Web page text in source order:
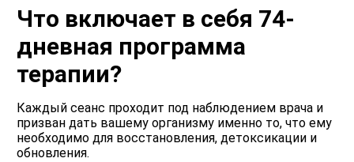
Что включает в себя 74-
дневная программа
терапии?
Каждый сеанс проходит под наблюдением врача и
призван дать вашему организму именно то, что ему
необходимо для восстановления, детоксикации и
обновления.